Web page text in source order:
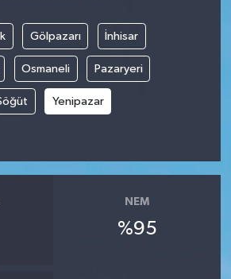
Gölpazarı İnhisar
Osmaneli Pazaryeri
Yenipazar
NEM
%95